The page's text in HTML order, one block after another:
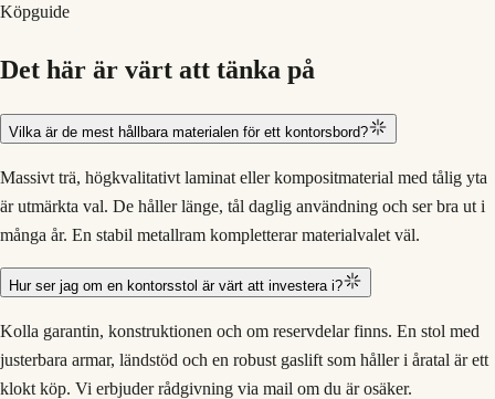
Köpguide
Det här är värt att tänka på
Vilka är de mest hållbara materialen för ett kontorsbord?
Massivt trä, högkvalitativt laminat eller kompositmaterial med tålig yta
är utmärkta val. De håller länge, tål daglig användning och ser bra ut i
många år. En stabil metallram kompletterar materialvalet väl.
Hur ser jag om en kontorsstol är värt att investera i?
Kolla garantin, konstruktionen och om reservdelar finns. En stol med
justerbara armar, ländstöd och en robust gaslift som håller i åratal är ett
klokt köp. Vi erbjuder rådgivning via mail om du är osäker.